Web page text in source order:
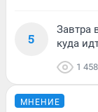
5
Завтра
куда
1 458
МНЕНИЕ